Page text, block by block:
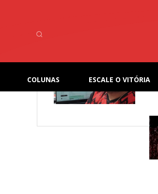
COLUNAS ESCALE O VITÓRIA